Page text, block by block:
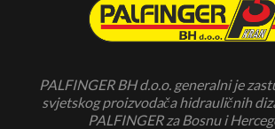
PALFINGER BH d.o.o. generalni je
svjetskog proizvodača hidrauličnih
PALFINGER za Bosnu i